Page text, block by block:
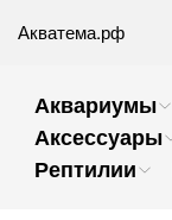
Акватема.рф
Аквариумы
Аксессуары
Рептилии